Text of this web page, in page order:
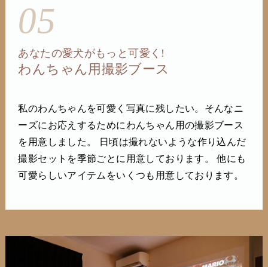
05
あなたの愛犬がもっと可愛く!
わんちゃん用撮影ブース
私のわんちゃんを可愛く写真に残したい。そんなニ
ーズにお応えするためにわんちゃん用の撮影ブース
を用意しました。 日頃は撮れないような作り込んだ
撮影セットを季節ごとに用意しております。 他にも
可愛らしいアイテムをいくつも用意しております。